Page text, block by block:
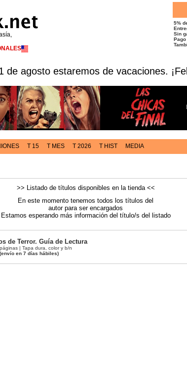
5%
Sin
de agosto estaremos de vacaciones.
T 15 T MES T 2026 T HIST MEDIA
>> Listado de títulos disponibles en la tienda <<
En este momento tenemos todos los títulos del
autor para ser encargados
Estamos esperando más información del título/s del listado
de Terror. Guía de Lectura
| Tapa dura, color y b/n
(envío en 7 días hábiles)